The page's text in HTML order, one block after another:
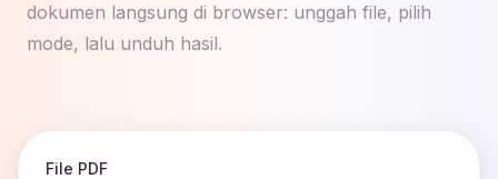
dokumen langsung di browser: unggah file, pilih
mode, lalu unduh hasil.
File PDF